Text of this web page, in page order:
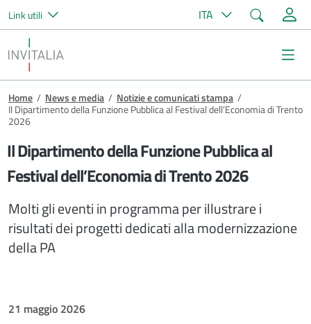
Salta al contenuto principale
Link utili ITA Cerca
Invitalia
Briciole di pane
Home / News e media / Notizie e comunicati stampa /
Il Dipartimento della Funzione Pubblica al Festival dell’Economia di Trento
2026
Il Dipartimento della Funzione Pubblica al
Festival dell’Economia di Trento 2026
Molti gli eventi in programma per illustrare i
risultati dei progetti dedicati alla modernizzazione
della PA
21 maggio 2026